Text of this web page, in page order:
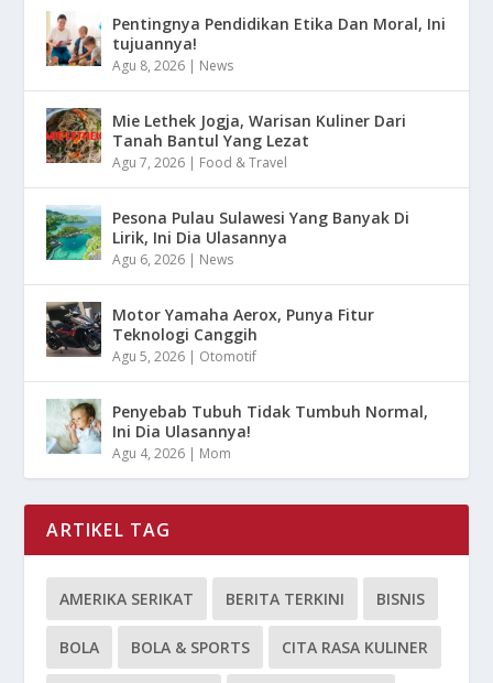
Pentingnya Pendidikan Etika Dan Moral, Ini
tujuannya!
Agu 8, 2026 | News
Mie Lethek Jogja, Warisan Kuliner Dari
Tanah Bantul Yang Lezat
Agu 7, 2026 | Food & Travel
Pesona Pulau Sulawesi Yang Banyak Di
Lirik, Ini Dia Ulasannya
Agu 6, 2026 | News
Motor Yamaha Aerox, Punya Fitur
Teknologi Canggih
Agu 5, 2026 | Otomotif
Penyebab Tubuh Tidak Tumbuh Normal,
Ini Dia Ulasannya!
Agu 4, 2026 | Mom
ARTIKEL TAG
AMERIKA SERIKAT BERITA TERKINI BISNIS
BOLA BOLA & SPORTS CITA RASA KULINER